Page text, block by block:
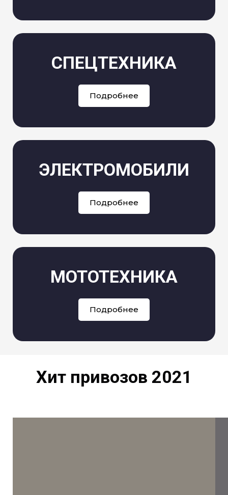
СПЕЦТЕХНИКА
Подробнее
ЭЛЕКТРОМОБИЛИ
Подробнее
МОТОТЕХНИКА
Подробнее
Хит привозов 2021